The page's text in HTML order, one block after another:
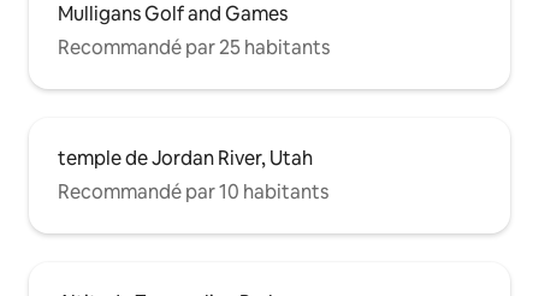
Mulligans Golf and Games
Recommandé par 25 habitants
temple de Jordan River, Utah
Recommandé par 10 habitants